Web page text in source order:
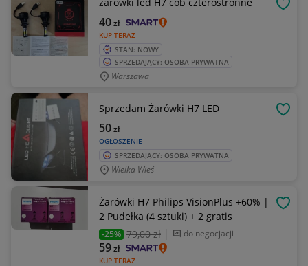
KUP TERAZ
40zł
STAN: NOWY
SPRZEDAJĄCY: OSOBA PRYWATNA
Warszawa
Sprzedam Żarówki H7 LED
OGŁOSZENIE
50zł
SPRZEDAJĄCY: OSOBA PRYWATNA
Wielka Wieś
Żarówki H7 Philips VisionPlus +60% |
2 Pudełka (4 sztuki) + 2 gratis
-25% 79,00 zł do negocjacji
KUP TERAZ
59zł